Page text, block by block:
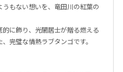
もない想いを、竜田川の紅葉の
的に飾り、光闇居士が贈る燃える
完璧な情熱ラブタンゴです。